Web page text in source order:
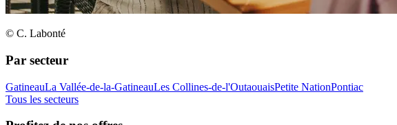
© C. Labonté
Par secteur
GatineauLa Vallée-de-la-GatineauLes Collines-de-l'OutaouaisPetite NationPontiac
Tous les secteurs